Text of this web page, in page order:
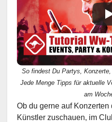
So findest Du Partys,
Jede Menge Tipps für aktuelle
am
Ob du gerne auf Konzerten
Künstler zuschauen, im